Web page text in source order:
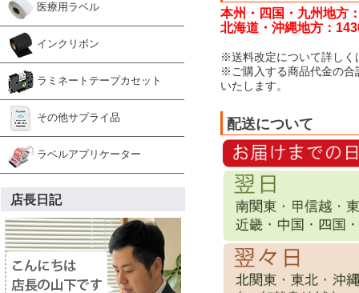
医療用ラベル
インクリボン
ラミネートテープカセット
その他サプライ品
ラベルアプリケーター
店長日記
本州・四国・九州地方
北海道・沖縄地方：
※送料改定について詳しく
※ご購入する商品代金の合
いたします。
配送について